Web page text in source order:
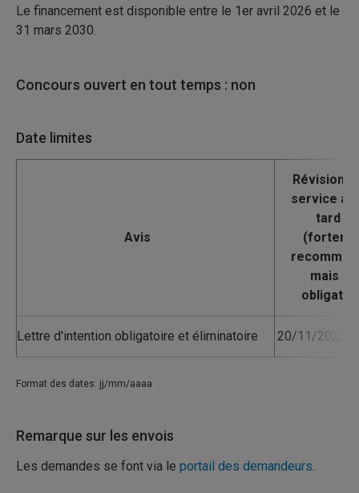
Le financement est disponible entre le 1er avril 2026 et le
31 mars 2030.
Concours ouvert en tout temps : non
Date limites
Avis
Lettre d'intention obligatoire et éliminatoire 20/11/2025
Format des dates: jj/mm/aaaa
Remarque sur les envois
Les demandes se font via le portail des demandeurs.